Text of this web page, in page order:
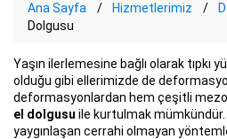
Ana Sayfa Hizmetlerimiz
Dolgusu
Yaşın ilerlemesine bağlı olarak tıpkı
olduğu gibi ellerimizde de
deformasyonlardan hem çeşitli
el dolgusu ile kurtulmak
yaygınlaşan cerrahi olmayan